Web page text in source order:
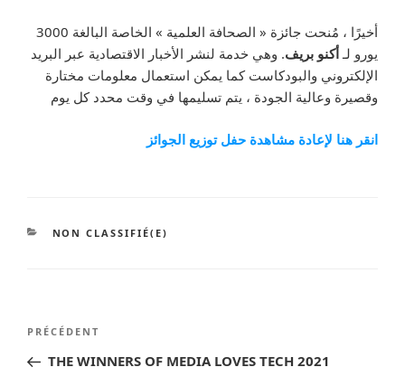
أخيرًا ، مُنحت جائزة « الصحافة العلمية » الخاصة البالغة 3000
يورو لـأكنو بريف. وهي خدمة لنشر الأخبار الاقتصادية عبر البريد
الإلكتروني والبودكاست كما يمكن استعمال معلومات مختارة
وقصيرة وعالية الجودة ، يتم تسليمها في وقت محدد كل يوم
انقر هنا لإعادة مشاهدة حفل توزيع الجوائز
CATÉGORIES
NON CLASSIFIÉ(E)
Navigation
de
Article
précédent
PRÉCÉDENT
THE WINNERS OF MEDIA LOVES TECH 2021